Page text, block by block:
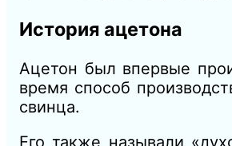
История ацетона
Ацетон был впервые
время способ
свинца.